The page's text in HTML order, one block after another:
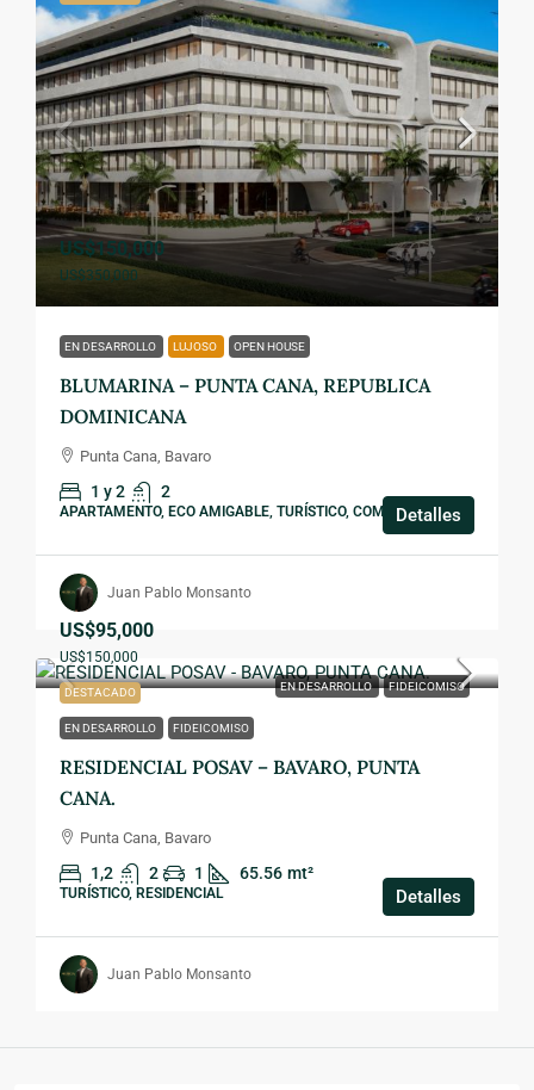
US$150,000
US$350,000
EN DESARROLLO LUJOSO OPEN HOUSE
BLUMARINA – PUNTA CANA, REPUBLICA
DOMINICANA
Punta Cana, Bavaro
1 y 2 2
APARTAMENTO, ECO AMIGABLE, TURÍSTICO, COMERCIAL
Detalles
Juan Pablo Monsanto
DESTACADO EN DESARROLLO FIDEICOMISO
US$95,000
US$150,000
EN DESARROLLO FIDEICOMISO
RESIDENCIAL POSAV – BAVARO, PUNTA
CANA.
Punta Cana, Bavaro
1,2 2 1 65.56 mt²
TURÍSTICO, RESIDENCIAL Detalles
Juan Pablo Monsanto